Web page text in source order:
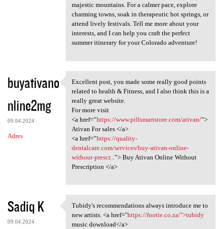
majestic mountains. For a calmer pace, explore
charming towns, soak in therapeutic hot springs, or
attend lively festivals. Tell me more about your
interests, and I can help you craft the perfect
summer itinerary for your Colorado adventure!
buyativano
nline2mg
09.04.2024
Adres
Excellent post, you made some
Excellent post, you made some really good points
related to health & Fitness, and I also think this is a
really great website.
For more visit
<a href=”https://www.pillsmartstore.com/ativan/”>
Ativan For sales </a>
<a href=”https://quality-
dentalcare.com/services/buy-ativan-online-
without-prescr... ”> Buy Ativan Online Without
Prescription </a>
Sadiq K
09.04.2024
Tubidy's recommendations
Tubidy's recommendations always introduce me to
new artists. <a href="https://footie.co.za/">tubidy
music download</a>